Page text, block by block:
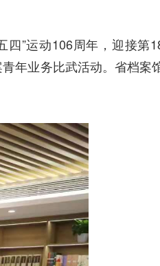
四”运动106周年，迎接第
年业务比武活动。省档案